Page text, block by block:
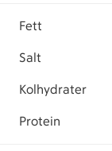
Fett
Salt
Kolhydrater
Protein